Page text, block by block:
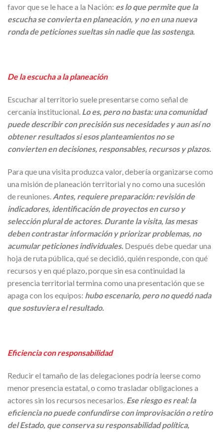
favor que se le hace a la Nación: es lo que permite que la
escucha se convierta en planeación, y no en una nueva
ronda de peticiones sueltas sin nadie que las sostenga.
De la escucha a la planeación
Escuchar al territorio suele presentarse como señal de
cercanía institucional. Lo es, pero no basta: una comunidad
puede describir con precisión sus necesidades y aun así no
obtener resultados si esos planteamientos no se
convierten en decisiones, responsables, recursos y plazos.
Para que una visita produzca valor, debería organizarse como
una misión de planeación territorial y no como una sucesión
de reuniones. Antes, requiere preparación: revisión de
indicadores, identificación de proyectos en curso y
selección plural de actores. Durante la visita, las mesas
deben contrastar información y priorizar problemas, no
acumular peticiones individuales. Después debe quedar una
hoja de ruta pública, qué se decidió, quién responde, con qué
recursos y en qué plazo, porque sin esa continuidad la
presencia territorial termina como una presentación que se
apaga con los equipos: hubo escenario, pero no quedó nada
que sostuviera el resultado.
Eficiencia con responsabilidad
Reducir el tamaño de las delegaciones podría leerse como
menor presencia estatal, o como trasladar obligaciones a
actores sin los recursos necesarios. Ese riesgo es real: la
eficiencia no puede confundirse con improvisación o retiro
del Estado, que conserva su responsabilidad política,